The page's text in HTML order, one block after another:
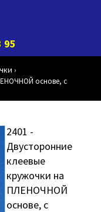
95
›
основе, с
2401 -
Двусторонние
клеевые
кружочки на
ПЛЕНОЧНОЙ
основе, с